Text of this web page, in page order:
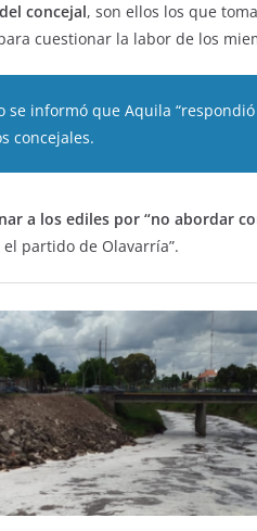
concejal, son ellos los que
cuestionar la labor de los
se informó que Aquila
concejales.
a los ediles por “no abordar
partido de Olavarría”.